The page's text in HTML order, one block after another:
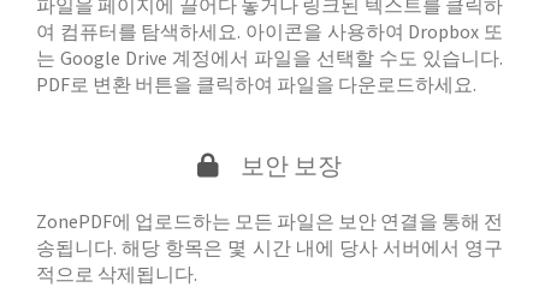
파일을 페이지에 끌어다 놓거나 링크된 텍스트를 클릭하
여 컴퓨터를 탐색하세요. 아이콘을 사용하여 Dropbox 또
는 Google Drive 계정에서 파일을 선택할 수도 있습니다.
PDF로 변환 버튼을 클릭하여 파일을 다운로드하세요.
보안 보장
ZonePDF에 업로드하는 모든 파일은 보안 연결을 통해 전
송됩니다. 해당 항목은 몇 시간 내에 당사 서버에서 영구
적으로 삭제됩니다.